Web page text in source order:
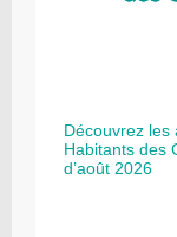
Découvrez les
Habitants des
d’août 2026